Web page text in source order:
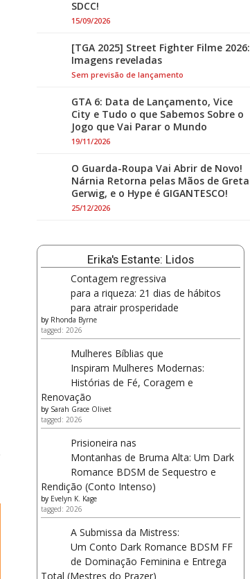
SDCC!
15/09/2026
[TGA 2025] Street Fighter Filme 2026:
Imagens reveladas
Sem previsão de lançamento
GTA 6: Data de Lançamento, Vice
City e Tudo o que Sabemos Sobre o
Jogo que Vai Parar o Mundo
19/11/2026
O Guarda-Roupa Vai Abrir de Novo!
Nárnia Retorna pelas Mãos de Greta
Gerwig, e o Hype é GIGANTESCO!
25/12/2026
Erika's Estante: Lidos
Contagem regressiva
para a riqueza: 21 dias de hábitos
para atrair prosperidade
by Rhonda Byrne
tagged: 2026
Mulheres Bíblias que
Inspiram Mulheres Modernas:
Histórias de Fé, Coragem e
Renovação
by Sarah Grace Olivet
tagged: 2026
Prisioneira nas
Montanhas de Bruma Alta: Um Dark
Romance BDSM de Sequestro e
Rendição (Conto Intenso)
by Evelyn K. Kage
tagged: 2026
A Submissa da Mistress:
Um Conto Dark Romance BDSM FF
de Dominação Feminina e Entrega
Total (Mestres do Prazer)